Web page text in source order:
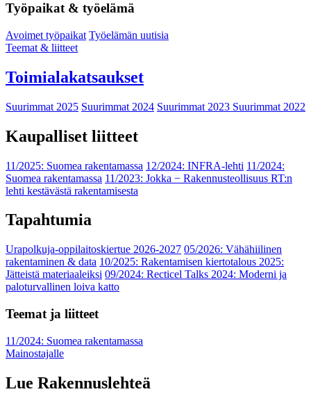
Työpaikat & työelämä
Avoimet työpaikat Työelämän uutisia
Teemat & liitteet
Toimialakatsaukset
Suurimmat 2025 Suurimmat 2024 Suurimmat 2023 Suurimmat 2022
Kaupalliset liitteet
11/2025: Suomea rakentamassa 12/2024: INFRA-lehti 11/2024:
Suomea rakentamassa 11/2023: Jokka − Rakennusteollisuus RT:n
lehti kestävästä rakentamisesta
Tapahtumia
Urapolkuja-oppilaitoskiertue 2026-2027 05/2026: Vähähiilinen
rakentaminen & data 10/2025: Rakentamisen kiertotalous 2025:
Jätteistä materiaaleiksi 09/2024: Recticel Talks 2024: Moderni ja
paloturvallinen loiva katto
Teemat ja liitteet
11/2024: Suomea rakentamassa
Mainostajalle
Lue Rakennuslehteä